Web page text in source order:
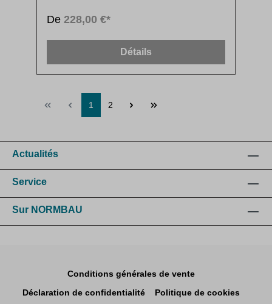
De 228,00 €*
Détails
1 2
Actualités
Service
Sur NORMBAU
Conditions générales de vente
Déclaration de confidentialité
Politique de cookies